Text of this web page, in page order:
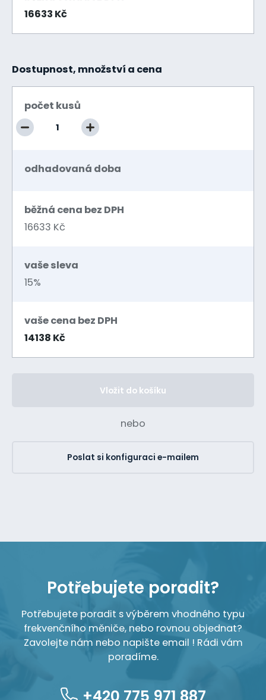
16633 Kč
Dostupnost, množství a cena
počet kusů
odhadovaná doba
běžná cena bez DPH
16633 Kč
vaše sleva
15%
vaše cena bez DPH
14138 Kč
Vložit do košíku
nebo
Poslat si konfiguraci e-mailem
Potřebujete poradit?
Potřebujete poradit s výběrem vhodného typu
frekvenčního měniče, nebo rovnou objednat?
Zavolejte nám nebo napište email ! Rádi vám
poradíme.